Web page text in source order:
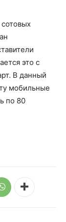
это с
В данный
мобильные
по 80